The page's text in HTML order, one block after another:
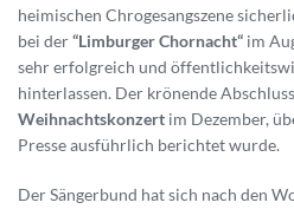
heimischen Chrogesangszene
bei der“Limburger Chornacht“ im
sehr erfolgreich und
hinterlassen. Der krönende
Weihnachtskonzert im Dezember,
Presse ausführlich berichtet wurde.
Der Sängerbund hat sich nach den